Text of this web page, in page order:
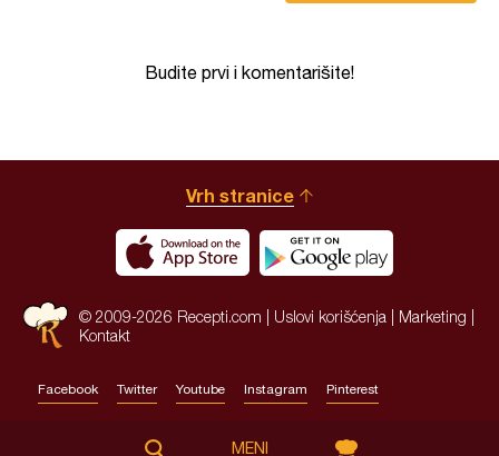
Budite prvi i komentarišite!
Vrh stranice
© 2009-2026 Recepti.com | Uslovi korišćenja Marketing
Kontakt
Facebook Twitter Youtube Instagram Pinterest